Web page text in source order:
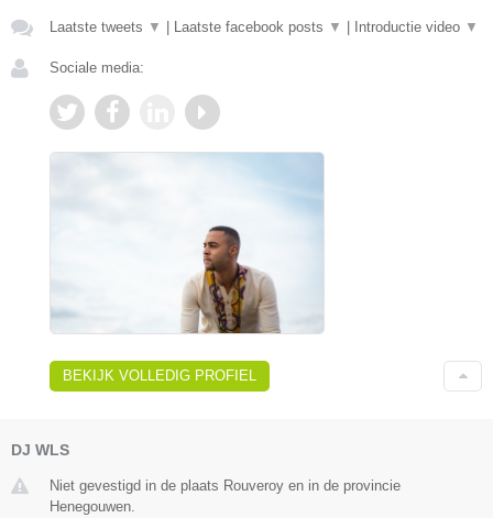
Laatste tweets ▼ | Laatste facebook posts ▼ | Introductie video ▼
Sociale media:
BEKIJK VOLLEDIG PROFIEL
DJ WLS
Niet gevestigd in de plaats Rouveroy en in de provincie
Henegouwen.